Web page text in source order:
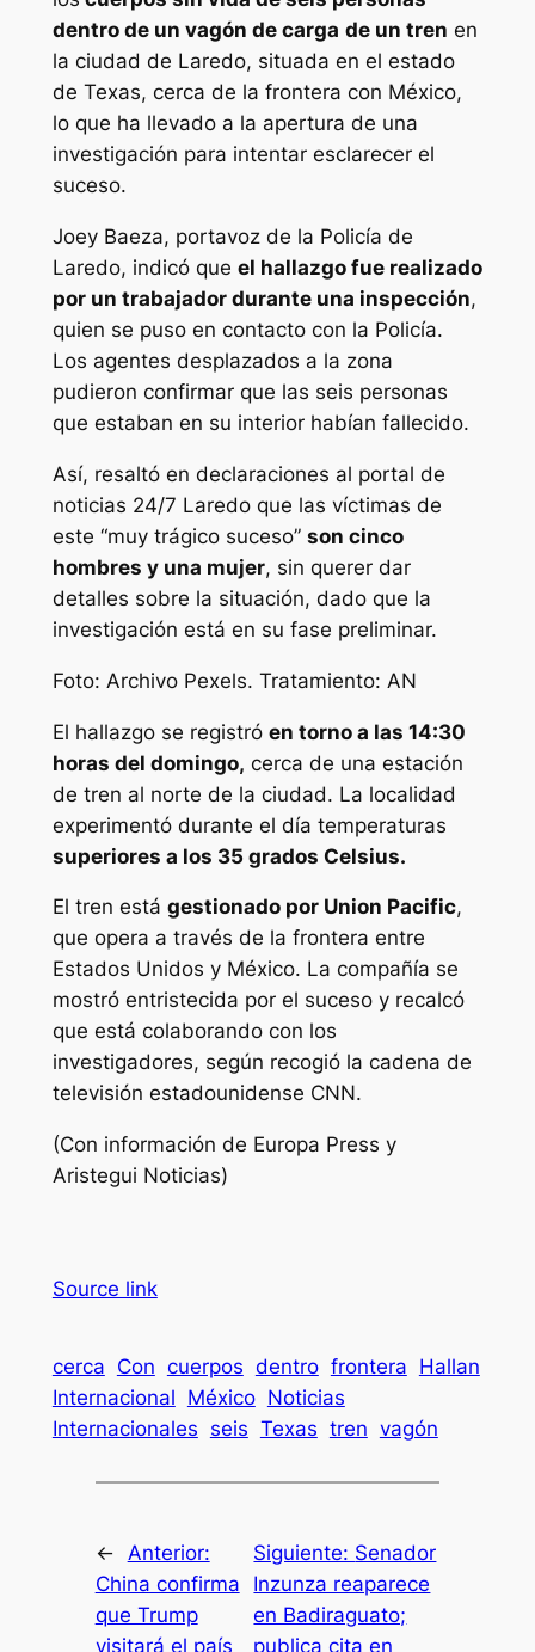
dentro de un vagón de carga de un tren en
la ciudad de Laredo, situada en el estado
de Texas, cerca de la frontera con México,
lo que ha llevado a la apertura de una
investigación para intentar esclarecer el
suceso.
Joey Baeza, portavoz de la Policía de
Laredo, indicó que el hallazgo fue realizado
por un trabajador durante una inspección,
quien se puso en contacto con la Policía.
Los agentes desplazados a la zona
pudieron confirmar que las seis personas
que estaban en su interior habían fallecido.
Así, resaltó en declaraciones al portal de
noticias 24/7 Laredo que las víctimas de
este “muy trágico suceso” son cinco
hombres y una mujer, sin querer dar
detalles sobre la situación, dado que la
investigación está en su fase preliminar.
Foto: Archivo Pexels. Tratamiento: AN
El hallazgo se registró en torno a las 14:30
horas del domingo, cerca de una estación
de tren al norte de la ciudad. La localidad
experimentó durante el día temperaturas
superiores a los 35 grados Celsius.
El tren está gestionado por Union Pacific,
que opera a través de la frontera entre
Estados Unidos y México. La compañía se
mostró entristecida por el suceso y recalcó
que está colaborando con los
investigadores, según recogió la cadena de
televisión estadounidense CNN.
(Con información de Europa Press y
Aristegui Noticias)
Source link
cerca Con cuerpos dentro frontera Hallan
Internacional México Noticias
Internacionales seis Texas tren vagón
←
Anterior:
China confirma
que Trump
visitará el país
Siguiente: Senador
Inzunza reaparece
en Badiraguato;
publica cita en